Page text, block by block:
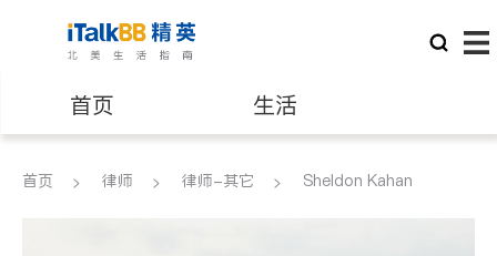
首页 生活
医生 律师
首页 律师 律师-其它 Sheldon Kahan